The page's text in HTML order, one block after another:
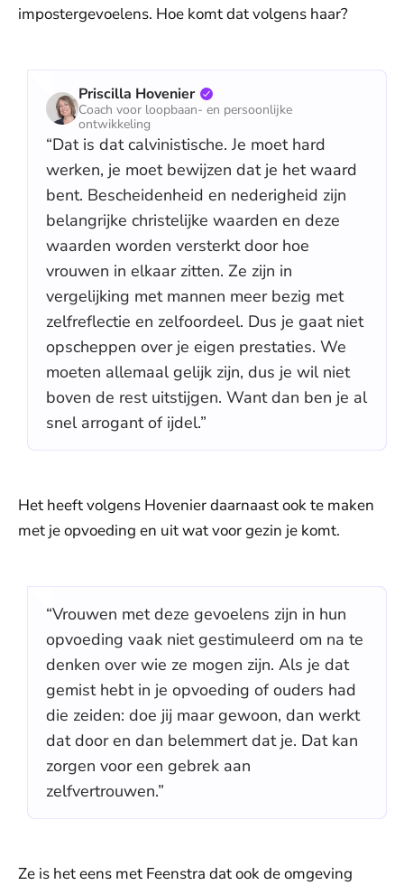
impostergevoelens. Hoe komt dat volgens haar?
Priscilla Hovenier
Coach voor loopbaan- en persoonlijke
ontwikkeling
“Dat is dat calvinistische. Je moet hard
werken, je moet bewijzen dat je het waard
bent. Bescheidenheid en nederigheid zijn
belangrijke christelijke waarden en deze
waarden worden versterkt door hoe
vrouwen in elkaar zitten. Ze zijn in
vergelijking met mannen meer bezig met
zelfreflectie en zelfoordeel. Dus je gaat niet
opscheppen over je eigen prestaties. We
moeten allemaal gelijk zijn, dus je wil niet
boven de rest uitstijgen. Want dan ben je al
snel arrogant of ijdel.”
Het heeft volgens Hovenier daarnaast ook te maken
met je opvoeding en uit wat voor gezin je komt.
“Vrouwen met deze gevoelens zijn in hun
opvoeding vaak niet gestimuleerd om na te
denken over wie ze mogen zijn. Als je dat
gemist hebt in je opvoeding of ouders had
die zeiden: doe jij maar gewoon, dan werkt
dat door en dan belemmert dat je. Dat kan
zorgen voor een gebrek aan
zelfvertrouwen.”
Ze is het eens met Feenstra dat ook de omgeving